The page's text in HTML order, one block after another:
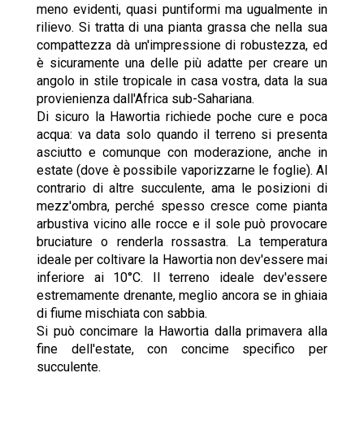
meno evidenti, quasi puntiformi ma ugualmente in
rilievo. Si tratta di una pianta grassa che nella sua
compattezza dà un'impressione di robustezza, ed
è sicuramente una delle più adatte per creare un
angolo in stile tropicale in casa vostra, data la sua
provienienza dall'Africa sub-Sahariana.
Di sicuro la Hawortia richiede poche cure e poca
acqua: va data solo quando il terreno si presenta
asciutto e comunque con moderazione, anche in
estate (dove è possibile vaporizzarne le foglie). Al
contrario di altre succulente, ama le posizioni di
mezz'ombra, perché spesso cresce come pianta
arbustiva vicino alle rocce e il sole può provocare
bruciature o renderla rossastra. La temperatura
ideale per coltivare la Hawortia non dev'essere mai
inferiore ai 10°C. Il terreno ideale dev'essere
estremamente drenante, meglio ancora se in ghiaia
di fiume mischiata con sabbia.
Si può concimare la Hawortia dalla primavera alla
fine dell'estate, con concime specifico per
succulente.